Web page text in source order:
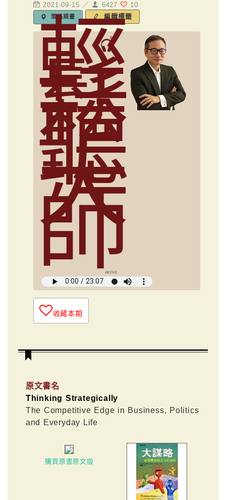
2021-09-15 ／ 6427 10
策略規畫 編輯標籤
輕
鬆
聽
大
師
俞國定導讀
收藏本期
原文書名
Thinking Strategically
The Competitive Edge in Business, Politics
and Everyday Life
購買原書原文版